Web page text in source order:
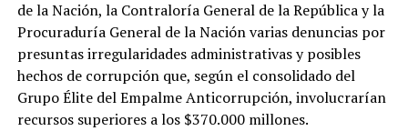
de la Nación, la Contraloría General de la República y la
Procuraduría General de la Nación varias denuncias por
presuntas irregularidades administrativas y posibles
hechos de corrupción que, según el consolidado del
Grupo Élite del Empalme Anticorrupción, involucrarían
recursos superiores a los $370.000 millones.